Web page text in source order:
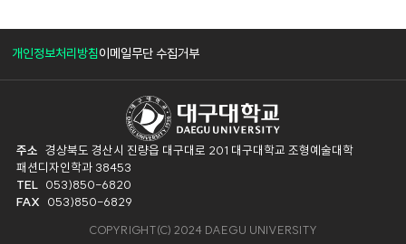
개인정보처리방침이메일무단 수집거부
주소 경상북도 경산시 진량읍 대구대로 201 대구대학교 조형예술대학
패션디자인학과 38453
TEL 053)850-6820
FAX
053)850-6829
COPYRIGHT(C) 2024 DAEGU UNIVERSITY